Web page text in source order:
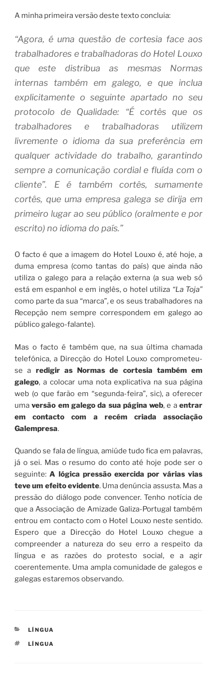
A minha primeira versão deste texto concluia:
“Agora, é uma questão de cortesia face aos
trabalhadores e trabalhadoras do Hotel Louxo
que este distribua as mesmas Normas
internas também em galego, e que inclua
explicitamente o seguinte apartado no seu
protocolo de Qualidade: “É cortês que os
trabalhadores e trabalhadoras utilizem
livremente o idioma da sua preferência em
qualquer actividade do trabalho, garantindo
sempre a comunicação cordial e fluída com o
cliente”. E é também cortês, sumamente
cortês, que uma empresa galega se dirija em
primeiro lugar ao seu público (oralmente e por
escrito) no idioma do país.”
O facto é que a imagem do Hotel Louxo é, até hoje, a
duma empresa (como tantas do país) que ainda não
utiliza o galego para a relação externa (a sua web só
está em espanhol e em inglês, o hotel utiliza “La Toja”
como parte da sua “marca”, e os seus trabalhadores na
Recepção nem sempre correspondem em galego ao
público galego-falante).
Mas o facto é também que, na sua última chamada
telefónica, a Direcção do Hotel Louxo comprometeu-
se a redigir as Normas de cortesia também em
galego, a colocar uma nota explicativa na sua página
web (o que farão em “segunda-feira”, sic), a oferecer
umaversão em galego da sua página web, e aentrar
em contacto com a recém criada associação
Galempresa.
Quando se fala de língua, amiúde tudo fica em palavras,
já o sei. Mas o resumo do conto até hoje pode ser o
seguinte:A lógica pressão exercida por várias vias
teve um efeito evidente. Uma denúncia assusta. Mas a
pressão do diálogo pode convencer. Tenho notícia de
que a Associação de Amizade Galiza-Portugal também
entrou em contacto com o Hotel Louxo neste sentido.
Espero que a Direcção do Hotel Louxo chegue a
compreender a natureza do seu erro a respeito da
língua e as razões do protesto social, e a agir
coerentemente. Uma ampla comunidade de galegos e
galegas estaremos observando.
CATEGORIES
LÍNGUA
TAGS
LÍNGUA